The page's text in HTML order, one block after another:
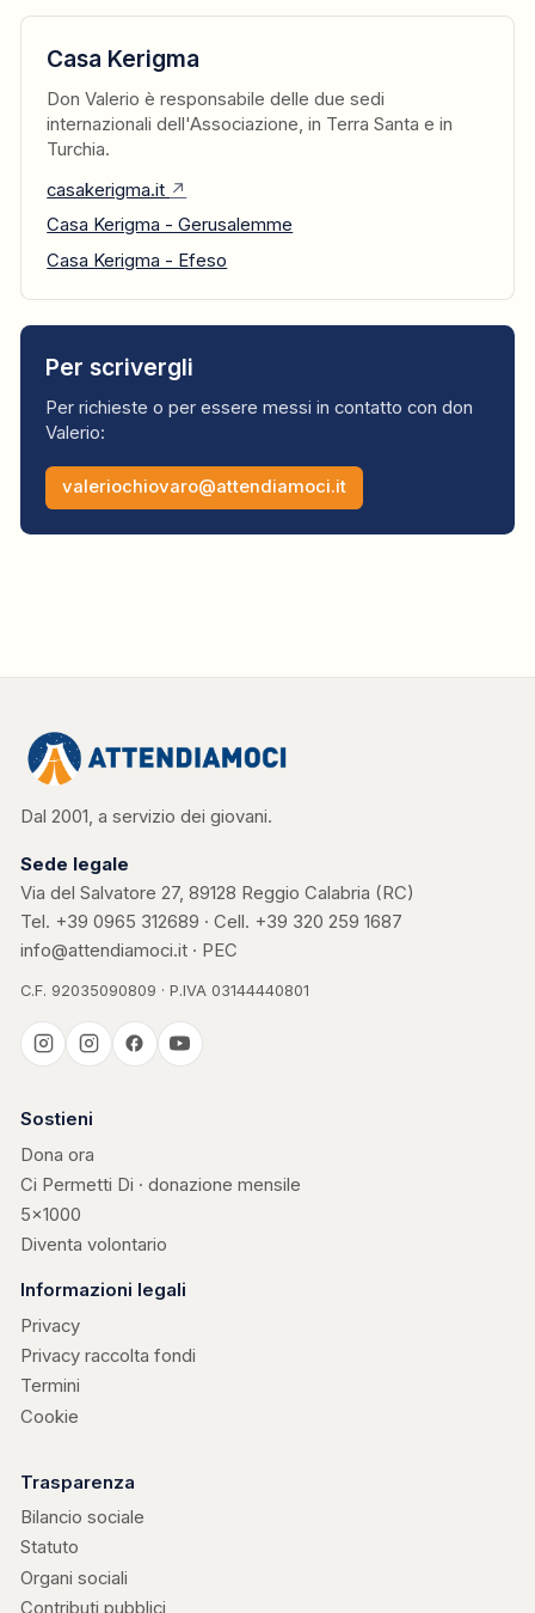
Casa Kerigma
Don Valerio è responsabile delle due sedi
internazionali dell'Associazione, in Terra Santa e in
Turchia.
casakerigma.it ↗
Casa Kerigma - Gerusalemme
Casa Kerigma - Efeso
Per scrivergli
Per richieste o per essere messi in contatto con don
Valerio:
valeriochiovaro@attendiamoci.it
Dal 2001, a servizio dei giovani.
Sede legale
Via del Salvatore 27, 89128 Reggio Calabria (RC)
Tel. +39 0965 312689 · Cell. +39 320 259 1687
info@attendiamoci.it · PEC
C.F. 92035090809 · P.IVA 03144440801
Casa Kerigma
Sostieni
Dona ora
Ci Permetti Di · donazione mensile
5×1000
Diventa volontario
Informazioni legali
Privacy
Privacy raccolta fondi
Termini
Cookie
Trasparenza
Bilancio sociale
Statuto
Organi sociali
Contributi pubblici